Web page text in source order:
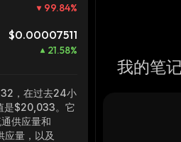
99.84%
$0.00007511
21.58%
，在过去24小
是$20,033。它
供应量和
应量，以及
我的笔